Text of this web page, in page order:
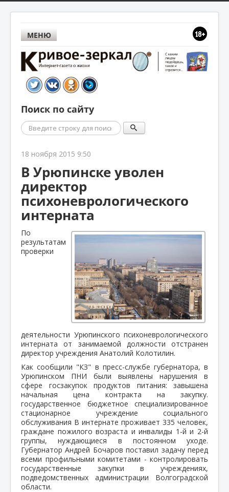
МЕНЮ
Поиск по сайту
Поиск
18 ноября 2015 9:50
В Урюпинске уволен
директор
психоневрологического
интерната
По
результатам
проверки
деятельности Урюпинского психоневрологического
интерната от занимаемой должности отстранен
директор учреждения Анатолий Колотилин.
Как сообщили "КЗ" в пресс-службе губернатора, в
Урюпинском ПНИ были выявлены нарушения в
сфере госзакупок продуктов питания: завышена
начальная цена контракта на закупку.
государственное бюджетное специализированное
стационарное учреждение социального
обслуживания В интернате проживает 335 человек,
граждане пожилого возраста и инвалиды 1-й и 2-й
группы, нуждающиеся в постоянном уходе.
Губернатор Андрей Бочаров поставил задачу перед
всеми профильными комитетами - контролировать
государственные закупки в учреждениях,
подведомственных администрации Волгоградской
области.